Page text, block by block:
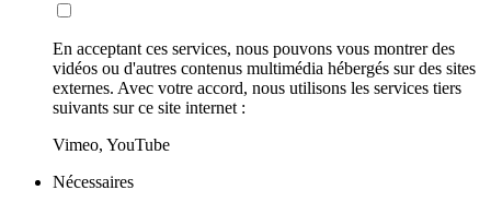
En acceptant ces services, nous pouvons vous montrer des
vidéos ou d'autres contenus multimédia hébergés sur des sites
externes. Avec votre accord, nous utilisons les services tiers
suivants sur ce site internet :
Vimeo, YouTube
Nécessaires